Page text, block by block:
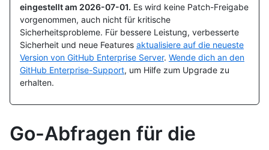
eingestellt am 2026-07-01. Es wird keine Patch-Freigabe
vorgenommen, auch nicht für kritische
Sicherheitsprobleme. Für bessere Leistung, verbesserte
Sicherheit und neue Features aktualisiere auf die neueste
Version von GitHub Enterprise Server. Wende dich an den
GitHub Enterprise-Support, um Hilfe zum Upgrade zu
erhalten.
Go-Abfragen für die